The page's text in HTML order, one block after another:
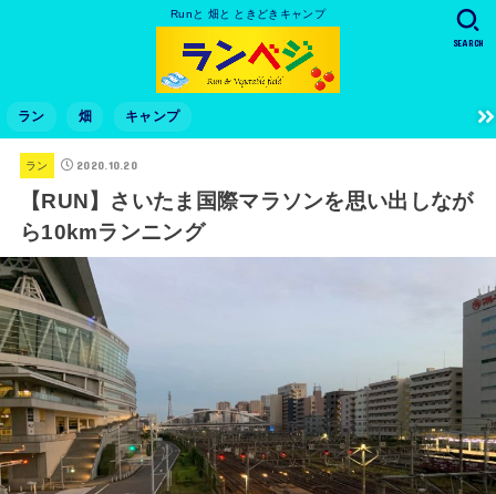
Runと 畑と ときどきキャンプ
ラン 畑 キャンプ
SEARCH
ラン 2020.10.20
【RUN】さいたま国際マラソンを思い出しなが
ら10kmランニング